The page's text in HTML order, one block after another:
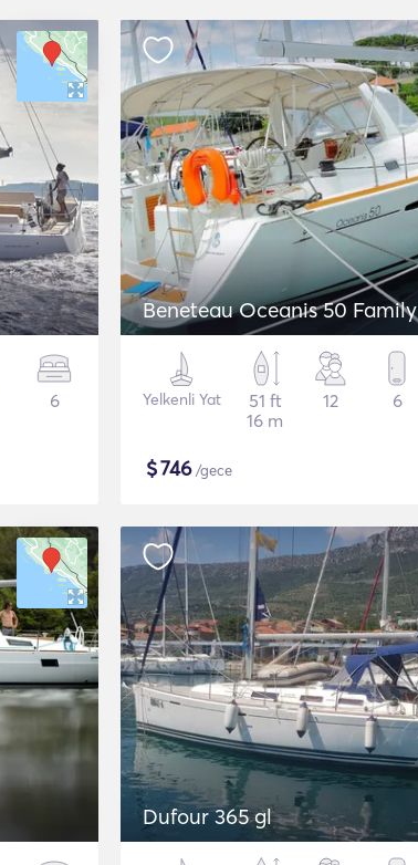
6
Beneteau Oceanis 50 Family
Yelkenli Yat
51 ft
16 m
12 6
$746/gece
Dufour 365 gl